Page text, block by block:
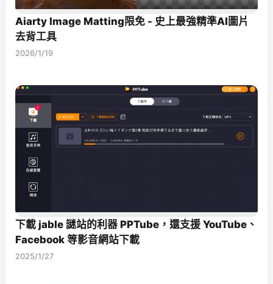
Aiarty Image Matting限免 - 史上最強精準AI圖片
去背工具
2026/1/19
下載 jable 謎站的利器 PPTube，還支援 YouTube、
Facebook 等影音網站下載
2025/1/27